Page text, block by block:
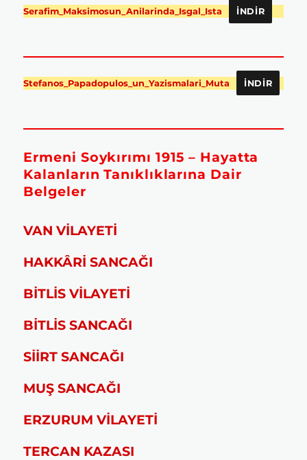
Serafim_Maksimosun_Anilarinda_Isgal_Ista İNDIR
Stefanos_Papadopulos_un_Yazismalari_Muta İNDIR
Ermeni Soykırımı 1915 – Hayatta
Kalanların Tanıklıklarına Dair
Belgeler
VAN VİLAYETİ
HAKKÂRİ SANCAĞI
BİTLİS VİLAYETİ
BİTLİS SANCAĞI
SİİRT SANCAĞI
MUŞ SANCAĞI
ERZURUM VİLAYETİ
TERCAN KAZASI